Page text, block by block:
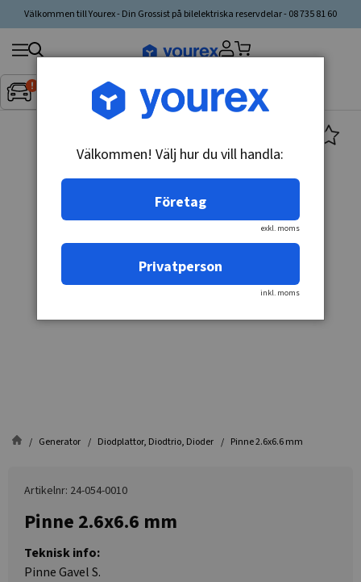
Välkommen till Yourex - Din Grossist på bilelektriska reservdelar - 08 735 81 60
Inget fordon valt▼
Sök
produkt,
tillverkare,
Generator Diodplattor, Diodtrio, Dioder Pinne 2.6x6.6 mm
Artikelnr: 24-054-0010
Pinne 2.6x6.6 mm
Teknisk info:
Pinne Gavel S.
Välkommen! Välj hur du vill handla:
Företag
exkl. moms
Privatperson
inkl. moms